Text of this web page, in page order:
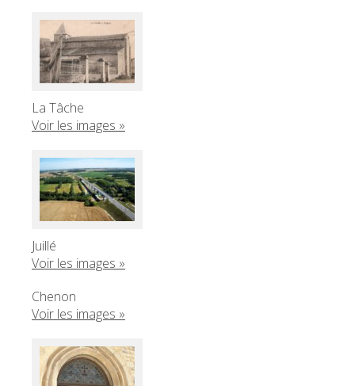
La Tâche
Voir les images »
Juillé
Voir les images »
Chenon
Voir les images »